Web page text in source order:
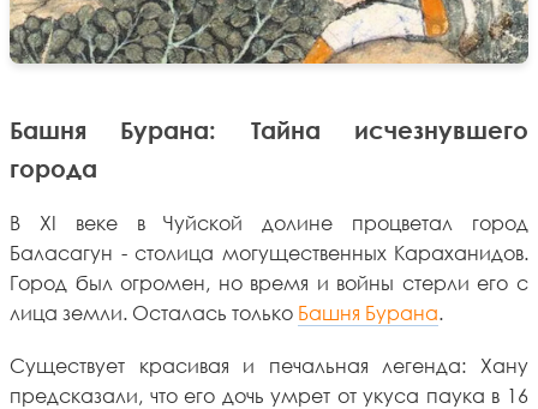
Башня Бурана: Тайна исчезнувшего
города
В XI веке в Чуйской долине процветал город
Баласагун - столица могущественных Караханидов.
Город был огромен, но время и войны стерли его с
лица земли. Осталась только Башня Бурана.
Существует красивая и печальная легенда: Хану
предсказали, что его дочь умрет от укуса паука в 16